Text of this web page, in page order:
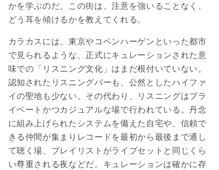
かを学ぶのだ。この街は、注意を強いることなく、
どう耳を傾けるかを教えてくれる。
カラカスには、東京やコペンハーゲンといった都市
で見られるような、正式にキュレーションされた意
味での「リスニング文化」はまだ根付いていない。
認知されたリスニングバーも、公然としたハイファ
イの聖地も少ない。その代わり、リスニングはプラ
イベートかつカジュアルな場で行われている。丹念
に組み上げられたシステムを備えた自宅や、信頼で
きる仲間が集まりレコードを最初から最後まで通し
て聴く場、プレイリストがライブセットと同じくら
い尊重される夜などだ。キュレーションは確かに存